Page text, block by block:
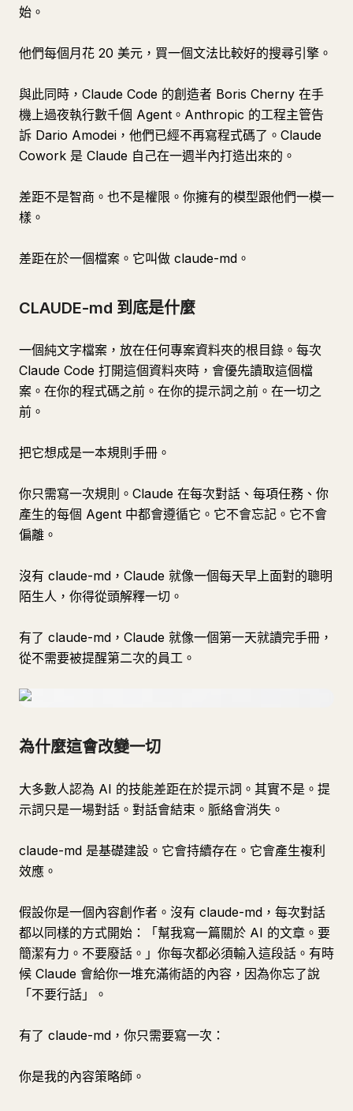
始。
他們每個月花 20 美元，買一個文法比較好的搜尋引擎。
與此同時，Claude Code 的創造者 Boris Cherny 在手
機上過夜執行數千個 Agent。Anthropic 的工程主管告
訴 Dario Amodei，他們已經不再寫程式碼了。Claude
Cowork 是 Claude 自己在一週半內打造出來的。
差距不是智商。也不是權限。你擁有的模型跟他們一模一
樣。
差距在於一個檔案。它叫做 claude-md。
CLAUDE-md 到底是什麼
一個純文字檔案，放在任何專案資料夾的根目錄。每次
Claude Code 打開這個資料夾時，會優先讀取這個檔
案。在你的程式碼之前。在你的提示詞之前。在一切之
前。
把它想成是一本規則手冊。
你只需寫一次規則。Claude 在每次對話、每項任務、你
產生的每個 Agent 中都會遵循它。它不會忘記。它不會
偏離。
沒有 claude-md，Claude 就像一個每天早上面對的聰明
陌生人，你得從頭解釋一切。
有了 claude-md，Claude 就像一個第一天就讀完手冊，
從不需要被提醒第二次的員工。
為什麼這會改變一切
大多數人認為 AI 的技能差距在於提示詞。其實不是。提
示詞只是一場對話。對話會結束。脈絡會消失。
claude-md 是基礎建設。它會持續存在。它會產生複利
效應。
假設你是一個內容創作者。沒有 claude-md，每次對話
都以同樣的方式開始：「幫我寫一篇關於 AI 的文章。要
簡潔有力。不要廢話。」你每次都必須輸入這段話。有時
候 Claude 會給你一堆充滿術語的內容，因為你忘了說
「不要行話」。
有了 claude-md，你只需要寫一次：
你是我的內容策略師。